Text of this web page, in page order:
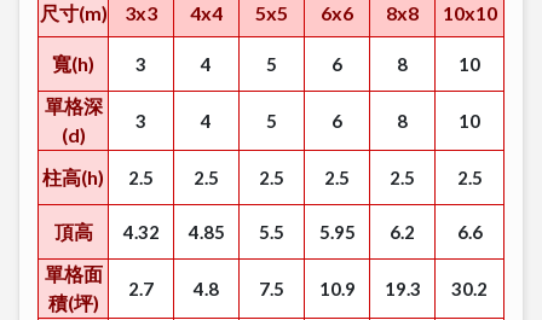
尺寸(m) 3x3 4x4 5x5 6x6 8x8 10x10
寬(h) 3 4 5 6 8 10
單格深
(d)
3 4 5 6 8 10
柱高(h) 2.5 2.5 2.5 2.5 2.5 2.5
頂高 4.32 4.85 5.5 5.95 6.2 6.6
單格面
積(坪)
2.7 4.8 7.5 10.9 19.3 30.2